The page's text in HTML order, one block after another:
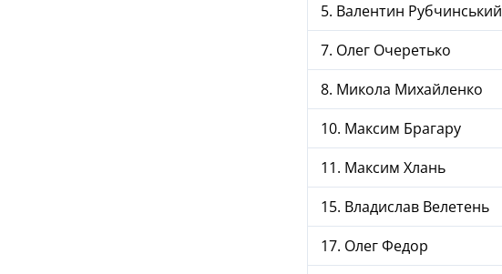
5. Валентин Рубчинський
7. Олег Очеретько
8. Микола Михайленко
10. Максим Брагару
11. Максим Хлань
15. Владислав Велетень
17. Олег Федор